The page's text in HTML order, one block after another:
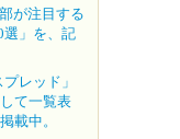
が注目する
選」を、記
レッド」
て一覧表
載中。